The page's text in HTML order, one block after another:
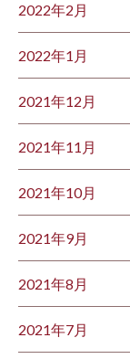
2022年2月
2022年1月
2021年12月
2021年11月
2021年10月
2021年9月
2021年8月
2021年7月